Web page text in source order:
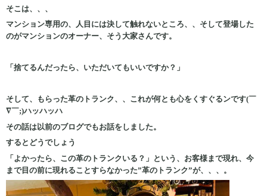
そこは、、、
マンション専用の、人目には決して触れないところ、、そして登場した
のがマンションのオーナー、そう大家さんです。
「捨てるんだったら、いただいてもいいですか？」
そして、もらった革のトランク、、これが何とも心をくすぐるンです(￣
∇￣;)ハッハッハ
その話は以前のブログでもお話をしました。
するとどうでしょう
「よかったら、この革のトランクいる？」という、お客様まで現れ、今
まで目の前に現れることすらなかった”革のトランク”が、、、。